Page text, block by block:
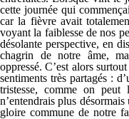
cette journée qui
car la fièvre avait
voyant la faiblesse de nos
désolante perspective, en
chagrin de notre âme,
oppressé. C’est alors
sentiments très partagés :
tristesse, comme on
n’entendrais plus
gloire commune de notre